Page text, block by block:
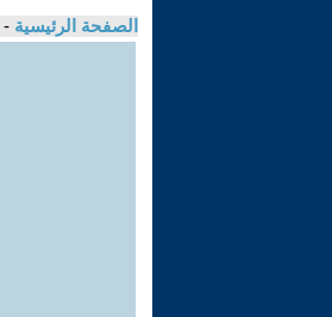
الصفحة الرئيسية -